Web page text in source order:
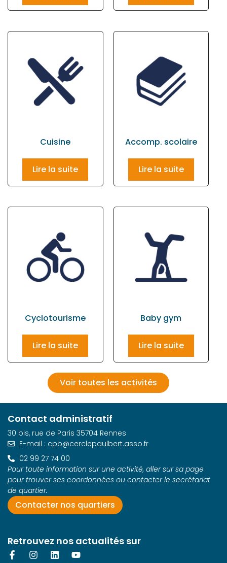
Cuisine
Lire la suite
Accomp. scolaire
Lire la suite
Cyclotourisme
Lire la suite
Baby gym
Lire la suite
Voir toutes les activités
Retrouvez nos actualités sur
Contact administratif
30 bis, rue de Paris 35704 Rennes
E-mail : cpb@cerclepaulbert.asso.fr
02 99 27 74 00
Pour toute information sur une activité, aller sur sa page
pour trouver ses coordonnées ou contacter le secrétariat
de quartier.
Contacter nos quartiers